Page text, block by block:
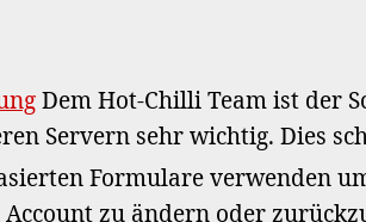
Dem Hot-Chilli Team ist der
Servern sehr wichtig. Dies
Formulare verwenden
zu ändern oder